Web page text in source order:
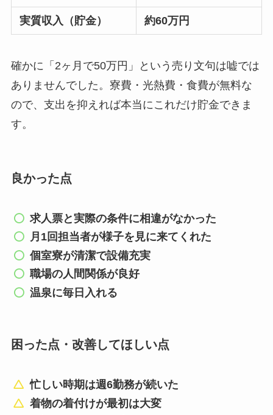
実質収入（貯金） 約60万円
確かに「2ヶ月で50万円」という売り文句は嘘では
ありませんでした。寮費・光熱費・食費が無料な
ので、支出を抑えれば本当にこれだけ貯金できま
す。
良かった点
求人票と実際の条件に相違がなかった
月1回担当者が様子を見に来てくれた
個室寮が清潔で設備充実
職場の人間関係が良好
温泉に毎日入れる
困った点・改善してほしい点
忙しい時期は週6勤務が続いた
着物の着付けが最初は大変